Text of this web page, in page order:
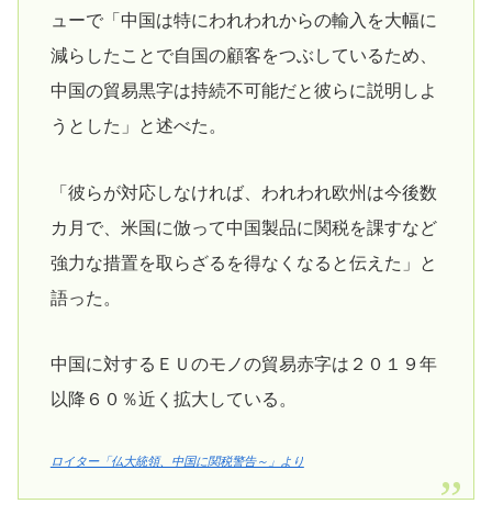
ューで「中国は特にわれわれからの輸入を大幅に
減らしたことで自国の顧客をつぶしているため、
中国の貿易黒字は持続不可能だと彼らに説明しよ
うとした」と述べた。
「彼らが対応しなければ、われわれ欧州は今後数
カ月で、米国に倣って中国製品に関税を課すなど
強力な措置を取らざるを得なくなると伝えた」と
語った。
中国に対するＥＵのモノの貿易赤字は２０１９年
以降６０％近く拡大している。
ロイター「仏大統領、中国に関税警告～」より